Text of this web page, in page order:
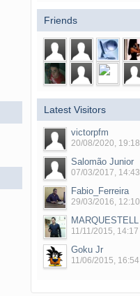
Friends
Latest Visitors
victorpfm
20/08/2020, 19:18
Salomão Junior
07/03/2017, 14:43
Fabio_Ferreira
29/03/2016, 12:10
MARQUESTELL
11/11/2015, 14:17
Goku Jr
11/06/2015, 16:54